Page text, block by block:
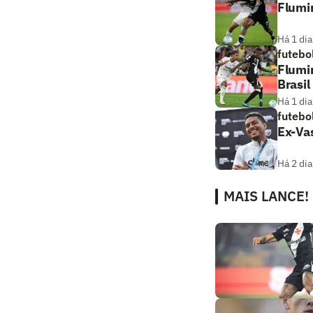
Há 1 dia
Brasil
Há 1 dia
Ex-
Há 2
MAIS LANCE!